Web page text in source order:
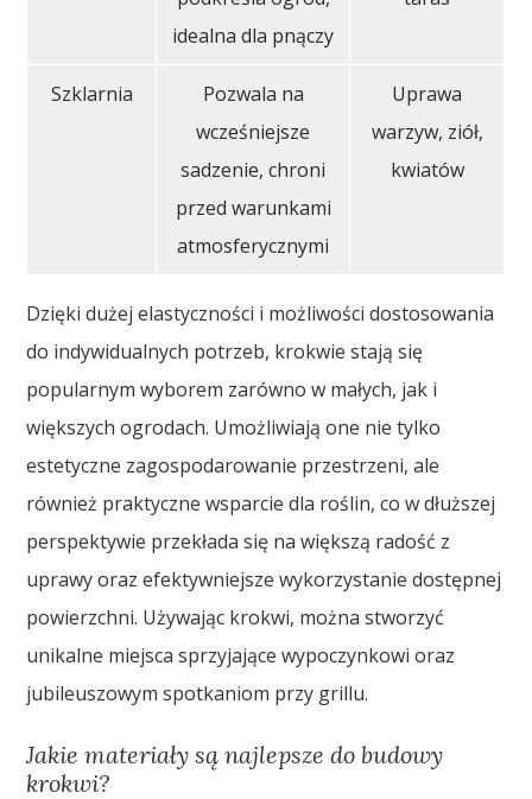
idealna dla pnączy
Szklarnia
Pozwala na
wcześniejsze
sadzenie, chroni
przed warunkami
atmosferycznymi
Uprawa
warzyw, ziół,
kwiatów
Dzięki dużej elastyczności i możliwości dostosowania
do indywidualnych potrzeb, krokwie stają się
popularnym wyborem zarówno w małych, jak i
większych ogrodach. Umożliwiają one nie tylko
estetyczne zagospodarowanie przestrzeni, ale
również praktyczne wsparcie dla roślin, co w dłuższej
perspektywie przekłada się na większą radość z
uprawy oraz efektywniejsze wykorzystanie dostępnej
powierzchni. Używając krokwi, można stworzyć
unikalne miejsca sprzyjające wypoczynkowi oraz
jubileuszowym spotkaniom przy grillu.
Jakie materiały są najlepsze do budowy
krokwi?